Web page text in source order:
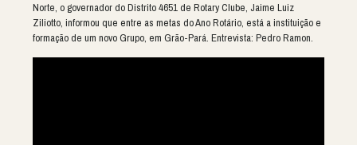
Norte, o governador do Distrito 4651 de Rotary Clube, Jaime Luiz
Ziliotto, informou que entre as metas do Ano Rotário, está a instituição e
formação de um novo Grupo, em Grão-Pará. Entrevista: Pedro Ramon.